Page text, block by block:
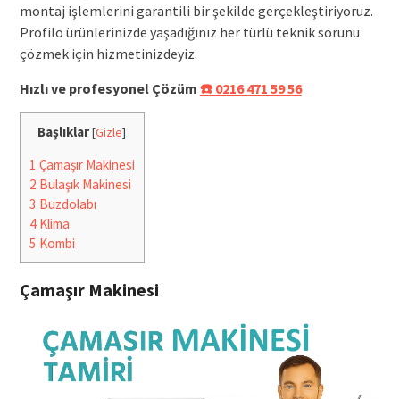
montaj işlemlerini garantili bir şekilde gerçekleştiriyoruz.
Profilo ürünlerinizde yaşadığınız her türlü teknik sorunu
çözmek için hizmetinizdeyiz.
Hızlı ve profesyonel Çözüm ☎️ 0216 471 59 56
Başlıklar[Gizle]
1 Çamaşır Makinesi
2 Bulaşık Makinesi
3 Buzdolabı
4Klima
5 Kombi
Çamaşır Makinesi